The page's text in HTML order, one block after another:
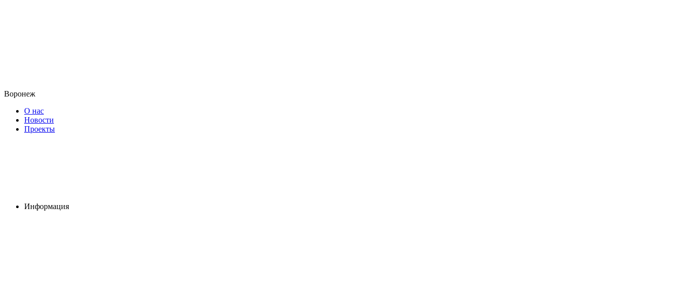
Воронеж
О нас
Новости
Проекты
Информация